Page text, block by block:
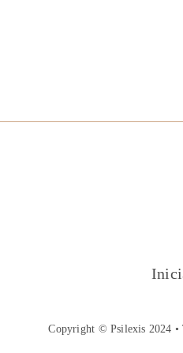
Copyright © Psilexis 2024 •